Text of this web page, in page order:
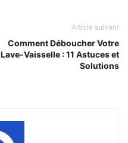
Article suivant
Comment Déboucher Votre
Lave-Vaisselle : 11 Astuces et
Solutions